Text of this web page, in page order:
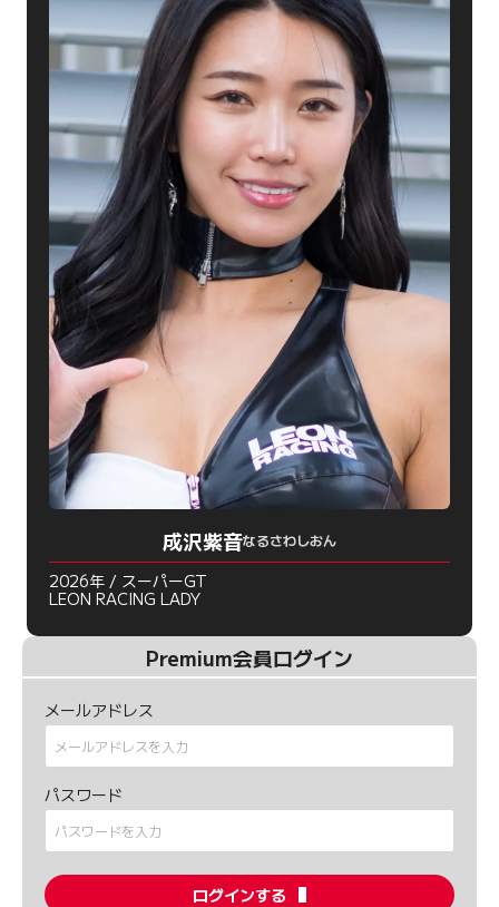
成沢紫音なるさわしおん
2026年 / スーパーGT
LEON RACING LADY
Premium会員ログイン
メールアドレス
パスワード
ログインする